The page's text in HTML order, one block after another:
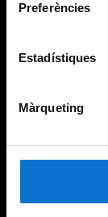
Preferències
Estadístiques
Màrqueting